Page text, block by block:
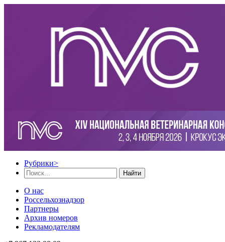
Рубрики>
Найти
О нас
Россельхознадзор
Партнеры
Архив номеров
Рекламодателям